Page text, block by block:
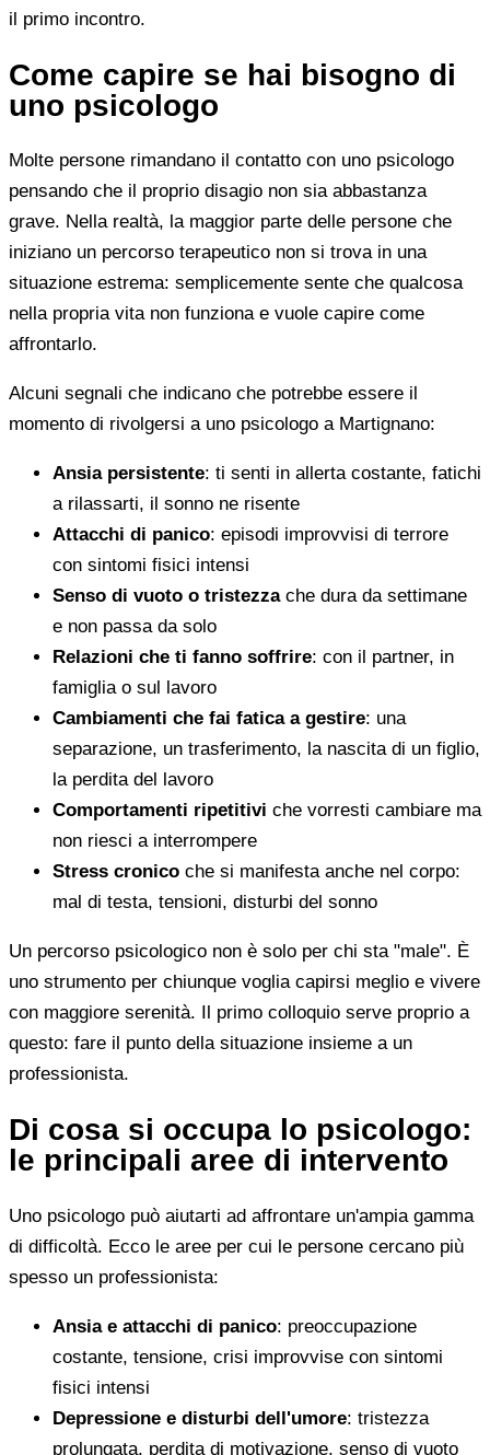
il primo incontro.
Come capire se hai bisogno di
uno psicologo
Molte persone rimandano il contatto con uno psicologo
pensando che il proprio disagio non sia abbastanza
grave. Nella realtà, la maggior parte delle persone che
iniziano un percorso terapeutico non si trova in una
situazione estrema: semplicemente sente che qualcosa
nella propria vita non funziona e vuole capire come
affrontarlo.
Alcuni segnali che indicano che potrebbe essere il
momento di rivolgersi a uno psicologo a Martignano:
Ansia persistente: ti senti in allerta costante, fatichi
a rilassarti, il sonno ne risente
Attacchi di panico: episodi improvvisi di terrore
con sintomi fisici intensi
Senso di vuoto o tristezzache dura da settimane
e non passa da solo
Relazioni che ti fanno soffrire: con il partner, in
famiglia o sul lavoro
Cambiamenti che fai fatica a gestire: una
separazione, un trasferimento, la nascita di un figlio,
la perdita del lavoro
Comportamenti ripetitivi che vorresti cambiare ma
non riesci a interrompere
Stress cronico che si manifesta anche nel corpo:
mal di testa, tensioni, disturbi del sonno
Un percorso psicologico non è solo per chi sta "male". È
uno strumento per chiunque voglia capirsi meglio e vivere
con maggiore serenità. Il primo colloquio serve proprio a
questo: fare il punto della situazione insieme a un
professionista.
Di cosa si occupa lo psicologo:
le principali aree di intervento
Uno psicologo può aiutarti ad affrontare un'ampia gamma
di difficoltà. Ecco le aree per cui le persone cercano più
spesso un professionista:
Ansia e attacchi di panico: preoccupazione
costante, tensione, crisi improvvise con sintomi
fisici intensi
Depressione e disturbi dell'umore: tristezza
prolungata, perdita di motivazione, senso di vuoto